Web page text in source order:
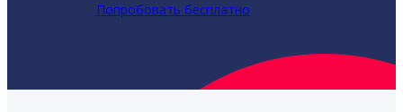
Попробовать бесплатно